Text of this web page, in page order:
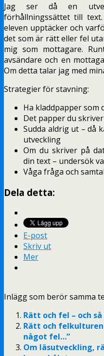
Jag ser då en
förhållningssättet till
eleven upptäcker och
det som är rätt eller fel
mig som mottagare.
avsändare och en
Om detta talar jag med
Strategier för stavning:
Ha kladdpapper som
Det papper du
Sudda aldrig ut – då
utveckling
Om du skriver på
din text – undersök
Våga fråga och
Dela detta:
E-post
Skriv ut
Mer
Inlägg som berör samma
Rätt och fel – och
Rätt och
något fel…”
Om läsutveckling,